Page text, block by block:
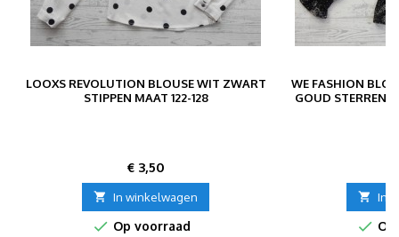
LOOXS REVOLUTION BLOUSE WIT ZWART
STIPPEN MAAT 122-128
Prijs
€ 3,50
 In winkelwagen
 Op voorraad
WE FASHION
GOUD STERREN
 In
